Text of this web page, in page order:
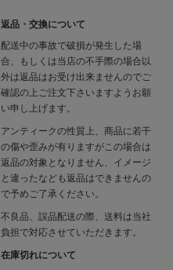
返品・交換について
配送中の事故で破損が発生した場
合、もしくは当店の不手際の場合以
外は返品はお受け出来ませんのでご
確認の上ご注文下さいますようお願
い申し上げます。
アンティークの性質上、商品に若干
の傷や歪みが有りますがこの場合は
返品の対象となりません、イメージ
と違ったなども返品はできませんの
で予めご了承ください。
不良品、誤品配送の際、送料は当社
負担で対応させていただきます。
在庫切れについて